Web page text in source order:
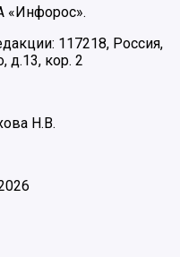
«Инфорос».
117218, Россия,
д.13, кор. 2
Н.В.